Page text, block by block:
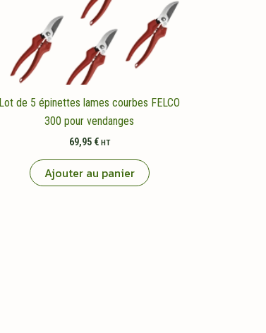
Lot de 5 épinettes lames courbes FELCO
300 pour vendanges
69,95 € HT
Ajouter au panier